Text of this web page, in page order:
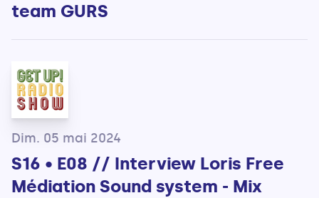
team GURS
Dim. 05 mai 2024
S16 • E08 // Interview Loris Free
Médiation Sound system - Mix